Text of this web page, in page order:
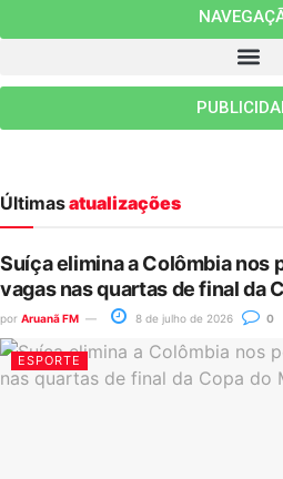
Últimasatualizações
Suíça elimina a Colômbia nos
vagas nas quartas de final da
por Aruanã FM 8 de julho de 2026 0
ESPORTE